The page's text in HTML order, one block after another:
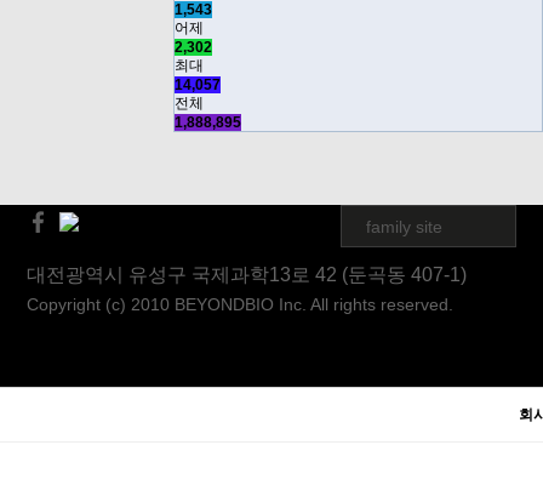
1,543
어제
2,302
최대
14,057
전체
1,888,895
family site
대전광역시 유성구 국제과학13로 42 (둔곡동 407-1)
Copyright (c) 2010 BEYONDBIO Inc. All rights reserved.
회